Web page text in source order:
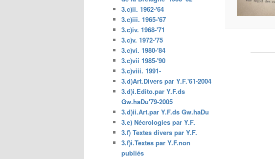
3.c)ii. 1962-'64
3.c)iii. 1965-'67
3.c)iv. 1968-'71
3.c)v. 1972-'75
3.c)vi. 1980-'84
3.c)vii 1985-'90
3.c)viii. 1991-
3.d)Art.Divers par Y.F.'61-2004
3.d)i.Edito.par Y.F.ds
Gw.haDu'79-2005
3.d)ii.Art.par Y.F.ds Gw.haDu
3.e) Nécrologies par Y.F.
3.f) Textes divers par Y.F.
3.f)i.Textes par Y.F.non
publiés